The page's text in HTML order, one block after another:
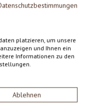
platzieren, um unsere
und Ihnen ein
Informationen zu den
Ablehnen